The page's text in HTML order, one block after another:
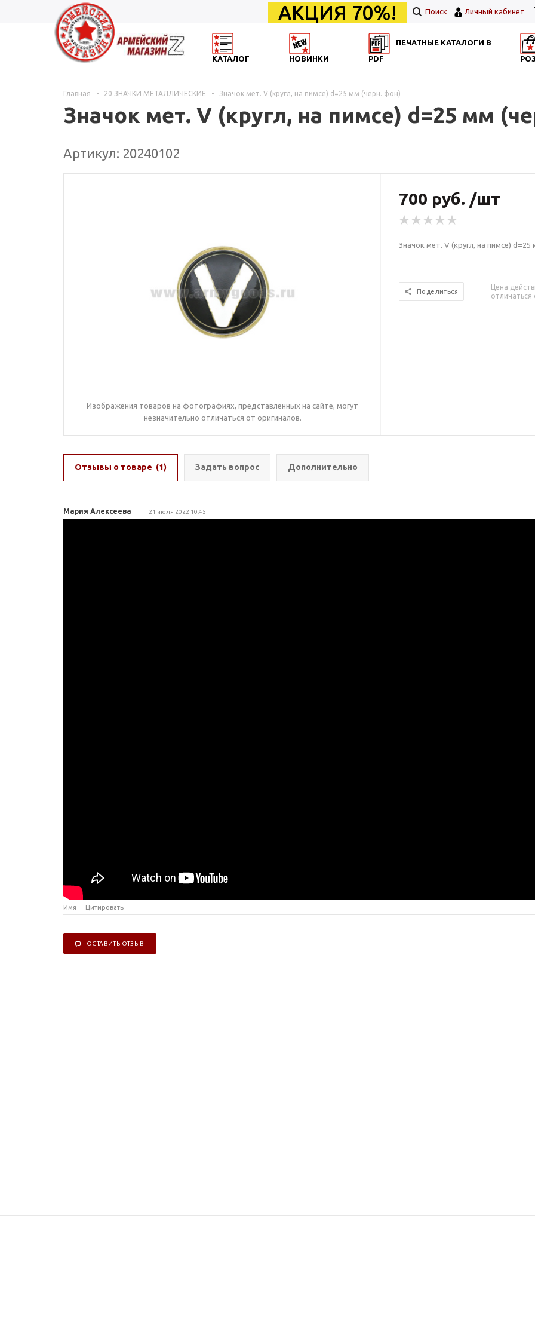
АКЦИЯ 70%! Поиск Личный кабинет
КАТАЛОГ НОВИНКИ
ПЕЧАТНЫЕ КАТАЛОГИ В
PDF
Главная - 20 ЗНАЧКИ МЕТАЛЛИЧЕСКИЕ - Значок мет. V (кругл, на пимсе) d=25 мм (черн. фон)
Значок мет. V (кругл, на пимсе) d=25 мм
Артикул: 20240102
Изображения товаров на фотографиях, представленных на сайте, могут
незначительно отличаться от оригиналов.
700 руб. /шт
Значок мет. V (кругл, на пимсе)
Поделиться
Цена
отличаться
Отзывы о товаре (1) Задать вопрос Дополнительно
Мария Алексеева 21 июля 2022 10:45
Имя Цитировать
ОСТАВИТЬ ОТЗЫВ